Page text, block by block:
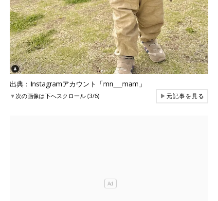
出典：Instagramアカウント「mn___mam」
▼次の画像は下へスクロール (3/6) ▶元記事を見る